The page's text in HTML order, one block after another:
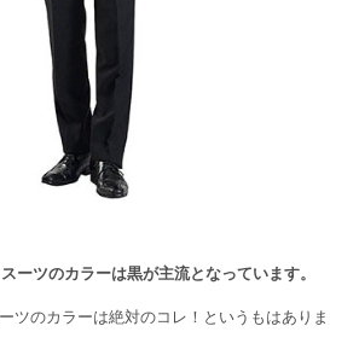
ーツのカラーは黒が主流となっています。
ツのカラーは絶対のコレ！というもはありま